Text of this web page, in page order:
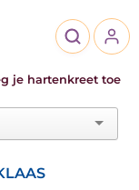
je hartenkreet toe